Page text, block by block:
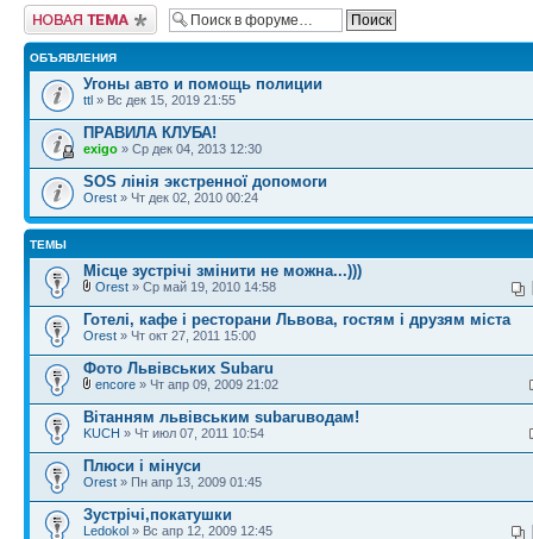
Новая тема
ОБЪЯВЛЕНИЯ
Угоны авто и помощь полиции
ttl » Вс дек 15, 2019 21:55
ПРАВИЛА КЛУБА!
exigo » Ср дек 04, 2013 12:30
SOS лінія экстренної допомоги
Orest » Чт дек 02, 2010 00:24
ТЕМЫ
Місце зустрічі змінити не можна...)))
Orest » Ср май 19, 2010 14:58
Готелі, кафе і ресторани Львова, гостям і друзям міста
Orest » Чт окт 27, 2011 15:00
Фото Львівських Subaru
encore » Чт апр 09, 2009 21:02
Вітанням львівським subaruводам!
KUCH » Чт июл 07, 2011 10:54
Плюси і мінуси
Orest » Пн апр 13, 2009 01:45
Зустрічі,покатушки
Ledokol » Вс апр 12, 2009 12:45